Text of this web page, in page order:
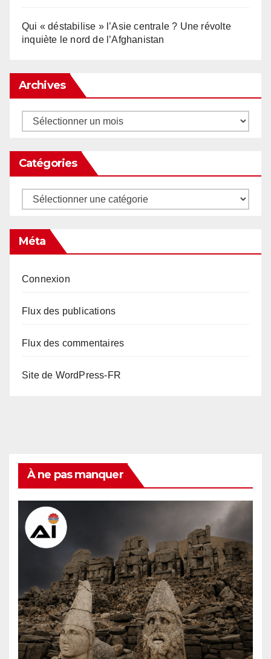
Qui « déstabilise » l’Asie centrale ? Une révolte
inquiète le nord de l’Afghanistan
Archives
Archives
Catégories
Catégories
Méta
Connexion
Flux des publications
Flux des commentaires
Site de WordPress-FR
À ne pas manquer